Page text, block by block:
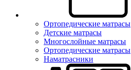
Ортопедические матрасы
Детские матрасы
Многослойные матрасы
Ортопедические матрасы
Наматрасники